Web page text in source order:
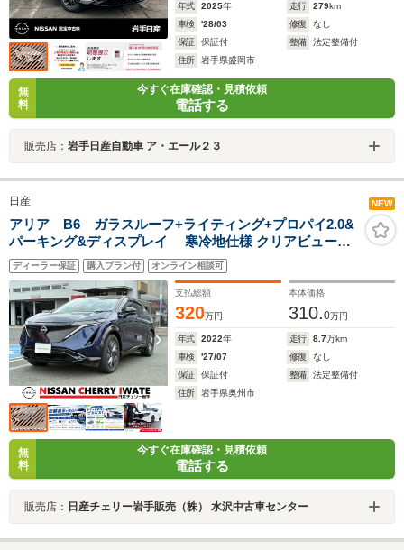
年式 2025年 走行 279km
車検
'28/03 修復
なし
保証
保証付 整備
法定整備付
住所
岩手県盛岡市
無
料
今すぐ在庫確認・見積依頼
電話する
販売店： 岩手日産自動車 ア・エール２３
日産 NEW
アリア B6 ガラスルーフ+ライティング+プロパイ2.0&
パーキング&ディスプレイ 寒冷地仕様 クリアビューパ
ック BOSE+ナッパレザーシート&前席ベンチシート&
運転席4WAYランバーサポート
ディーラー保証 購入プラン付 オンライン相談可
支払総額
320万円
本体価格
310.0万円
年式 2022年 走行 8.7万km
車検
'27/07 修復
なし
保証
保証付 整備
法定整備付
住所
岩手県奥州市
無
料
今すぐ在庫確認・見積依頼
電話する
販売店： 日産チェリー岩手販売（株） 水沢中古車センター